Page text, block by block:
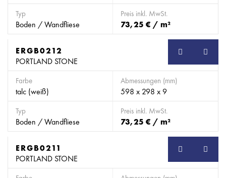
Typ
Boden / Wandfliese
Preis inkl. MwSt.
73,25 € / m²
SB
ERGB0212
PORTLAND STONE
Farbe
talc (weiß)
Abmessungen (mm)
598 x 298 x 9
Typ
Boden / Wandfliese
Preis inkl. MwSt.
73,25 € / m²
SB
ERGB0211
PORTLAND STONE